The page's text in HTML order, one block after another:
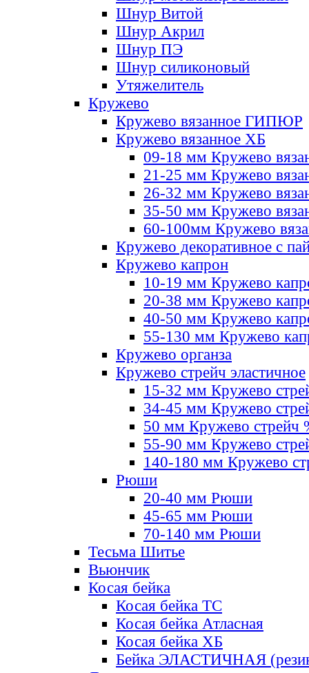
Шнур Витой
Шнур Акрил
Шнур ПЭ
Шнур силиконовый
Утяжелитель
Кружево
Кружево вязанное ГИПЮР
Кружево вязанное ХБ
09-18 мм Кружево
21-25 мм Кружево
26-32 мм Кружево
35-50 мм Кружево
60-100мм Кружево
Кружево декоративное с
Кружево капрон
10-19 мм Кружево
20-38 мм Кружево
40-50 мм Кружево
55-130 мм Кружево
Кружево органза
Кружево стрейч эластичное
15-32 мм Кружево
34-45 мм Кружево
50 мм Кружево стрейч
55-90 мм Кружево
140-180 мм Кружево
Рюши
20-40 мм Рюши
45-65 мм Рюши
70-140 мм Рюши
Тесьма Шитье
Вьюнчик
Косая бейка
Косая бейка ТС
Косая бейка Атласная
Косая бейка ХБ
Бейка ЭЛАСТИЧНАЯ